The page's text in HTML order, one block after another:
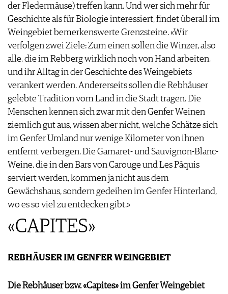
der Fledermäuse) treffen kann. Und wer sich mehr für
Geschichte als für Biologie interessiert, findet überall im
Weingebiet bemerkenswerte Grenzsteine. «Wir
verfolgen zwei Ziele: Zum einen sollen die Winzer, also
alle, die im Rebberg wirklich noch von Hand arbeiten,
und ihr Alltag in der Geschichte des Weingebiets
verankert werden. Andererseits sollen die Rebhäuser
gelebte Tradition vom Land in die Stadt tragen. Die
Menschen kennen sich zwar mit den Genfer Weinen
ziemlich gut aus, wissen aber nicht, welche Schätze sich
im Genfer Umland nur wenige Kilometer von ihnen
entfernt verbergen. Die Gamaret- und Sauvignon-Blanc-
Weine, die in den Bars von Carouge und Les Pâquis
serviert werden, kommen ja nicht aus dem
Gewächshaus, sondern gedeihen im Genfer Hinterland,
wo es so viel zu entdecken gibt.»
«CAPITES»
REBHÄUSER IM GENFER WEINGEBIET
Die Rebhäuser bzw. «Capites» im Genfer Weingebiet